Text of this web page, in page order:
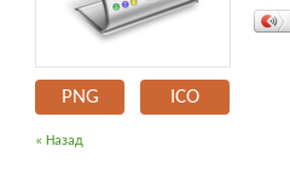
PNG ICO
« Назад